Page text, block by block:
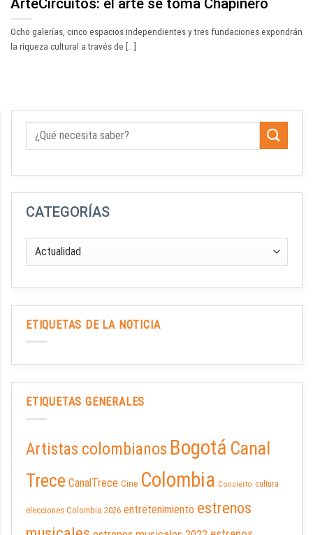
Ocho galerías, cinco espacios independientes y tres fundaciones expondrán
la riqueza cultural a través de [...]
CATEGORÍAS
ETIQUETAS DE LA NOTICIA
ETIQUETAS GENERALES
Artistas colombianos Bogotá Canal
Trece CanalTrece Cine Colombia Concierto cultura
elecciones Colombia 2026 entretenimiento estrenos